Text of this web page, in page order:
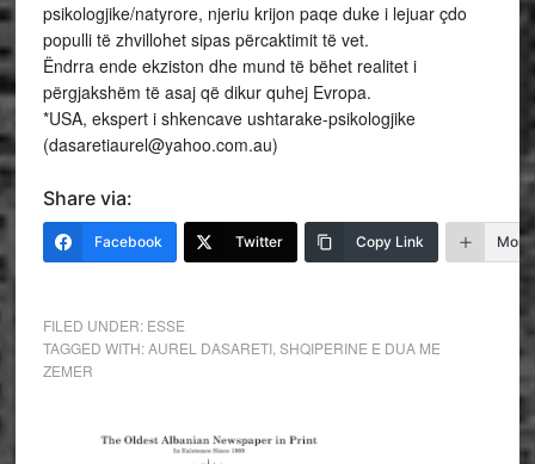
psikologjike/natyrore, njeriu krijon paqe duke i lejuar çdo
populli të zhvillohet sipas përcaktimit të vet.
Ëndrra ende ekziston dhe mund të bëhet realitet i
përgjakshëm të asaj që dikur quhej Evropa.
*USA, ekspert i shkencave ushtarake-psikologjike
(dasaretiaurel@yahoo.com.au)
Share via:
Facebook Twitter Copy Link More
FILED UNDER: ESSE
TAGGED WITH:AUREL DASARETI, SHQIPERINE E DUA ME
ZEMER